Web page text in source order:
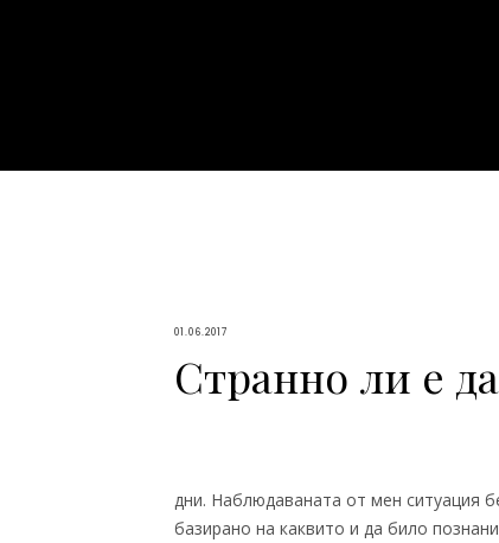
01.06.2017
Странно ли е
дни. Наблюдаваната от мен ситуация
базирано на каквито и да било